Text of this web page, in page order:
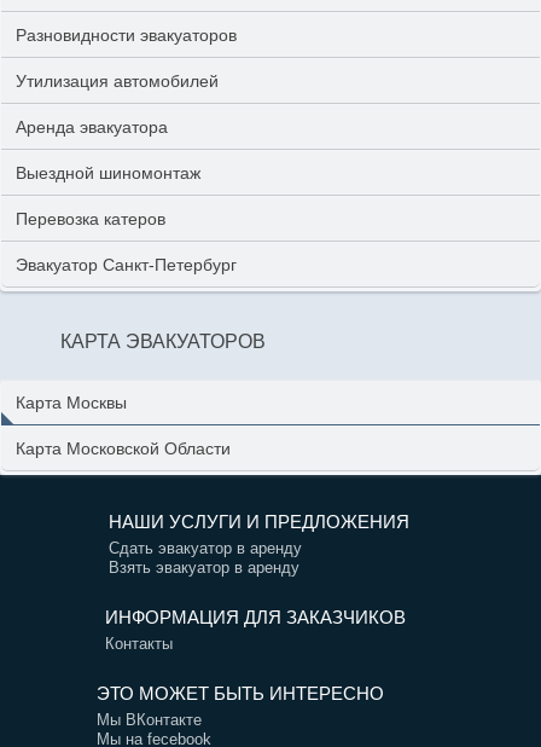
Разновидности эвакуаторов
Утилизация автомобилей
Аренда эвакуатора
Выездной шиномонтаж
Перевозка катеров
Эвакуатор Санкт-Петербург
КАРТА ЭВАКУАТОРОВ
Карта Москвы
Карта Московской Области
НАШИ УСЛУГИ И ПРЕДЛОЖЕНИЯ
Сдать эвакуатор в аренду
Взять эвакуатор в аренду
ИНФОРМАЦИЯ ДЛЯ ЗАКАЗЧИКОВ
Контакты
ЭТО МОЖЕТ БЫТЬ ИНТЕРЕСНО
Мы ВКонтакте
Мы на fecebook